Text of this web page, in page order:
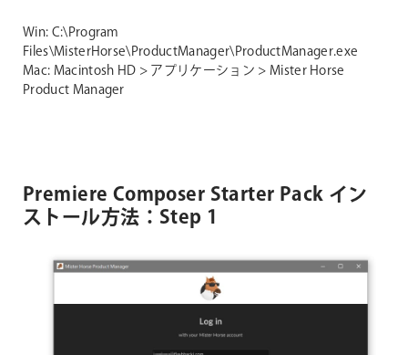
Win: C:\Program
Files\MisterHorse\ProductManager\ProductManager.exe
Mac: Macintosh HD > アプリケーション > Mister Horse
Product Manager
Premiere Composer Starter Pack イン
ストール方法：Step 1